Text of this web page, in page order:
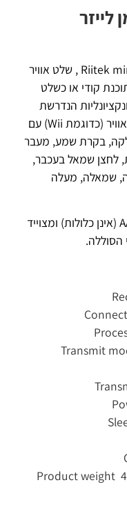
לייזר
שלט עכבר אוויר עם סמן לייזר +Riitek mini i7 , שלט אוויר
קודי או כשלט
הנדרשת
(כדוגמת Wii) עם
בקרת שמע, מעבר
לחצן שמאל בעכבר,
שמאלה, מעלה
(אינן כלולות) ומצוייד
הסוללה.
Transmit
Product weight